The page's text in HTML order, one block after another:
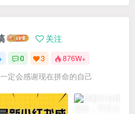
关注
0 3 876W+
定会感谢现在拼命的自己